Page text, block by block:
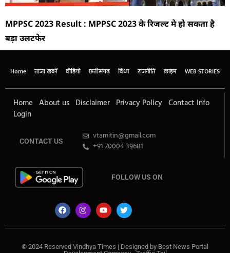
MPPSC 2023 Result : MPPSC 2023 के रिजल्ट मे हो सकता है
बड़ा उलटफेर
Home ताजा खबरें वीडियो छत्तीसगढ़ विंध्य राजनीति क्राइम WEB STORIES
Home About us Disclaimer Privacy Policy Contact Info
Login
CONTACT US
vtamitin@gmail.com
+91 70004 39681
FOLLOW US ON
© 2024 Reserved Vindhya Times | Designed by Best News Portal